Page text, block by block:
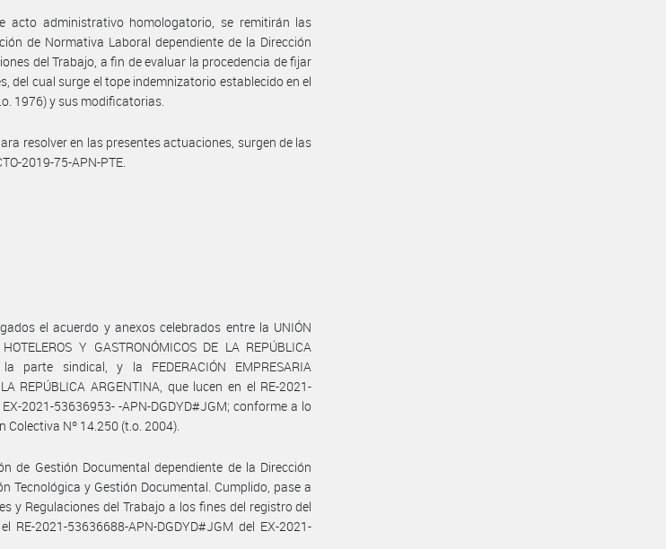
acto administrativo homologatorio, se remitirán las
de Normativa Laboral dependiente de la Dirección
del Trabajo, a fin de evaluar la procedencia de fijar
del cual surge el tope indemnizatorio establecido en el
1976) y sus modificatorias.
resolver en las presentes actuaciones, surgen de las
2019-75-APN-PTE.
el acuerdo y anexos celebrados entre la UNIÓN
Y GASTRONÓMICOS DE LA REPÚBLICA
la parte sindical, y la FEDERACIÓN EMPRESARIA
REPÚBLICA ARGENTINA, que lucen en el RE-2021-
2021-53636953- -APN-DGDYD#JGM; conforme a lo
Colectiva Nº 14.250 (t.o. 2004).
de Gestión Documental dependiente de la Dirección
Tecnológica y Gestión Documental. Cumplido, pase a
y Regulaciones del Trabajo a los fines del registro del
RE-2021-53636688-APN-DGDYD#JGM del EX-2021-